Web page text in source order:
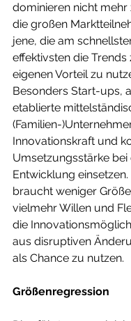
dominieren nicht
die großen
jene, die am
effektivsten die Trends
eigenen Vorteil zu
Besonders Start-ups,
etablierte
(Familien-
Innovationskraft und
Umsetzungsstärke bei
Entwicklung einsetzen.
braucht weniger
vielmehr Willen und
die
aus disruptiven
als Chance zu nutzen.
Größenregression